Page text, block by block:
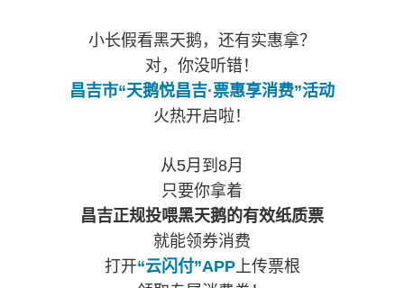
小长假看黑天鹅，还有实惠拿？
对，你没听错！
昌吉市“天鹅悦昌吉·票惠享消费”活动
火热开启啦！
从5月到8月
只要你拿着
昌吉正规投喂黑天鹅的有效纸质票
就能领券消费
打开“云闪付”APP上传票根